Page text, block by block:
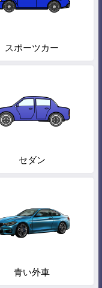
スポーツカー
セダン
青い外車